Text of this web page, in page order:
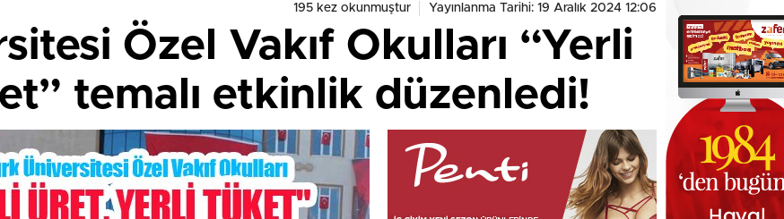
195 kez okunmuştur Yayınlanma Tarihi: 19 Aralık 2024 12:06
Özel Vakıf Okulları “Yerli
temalı etkinlik düzenledi!